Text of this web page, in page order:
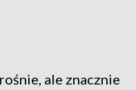
ale znacznie